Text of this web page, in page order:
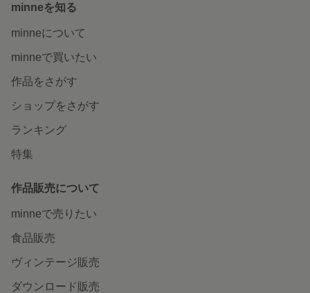
minneを知る
minneについて
minneで買いたい
作品をさがす
ショップをさがす
ランキング
特集
作品販売について
minneで売りたい
食品販売
ヴィンテージ販売
ダウンロード販売